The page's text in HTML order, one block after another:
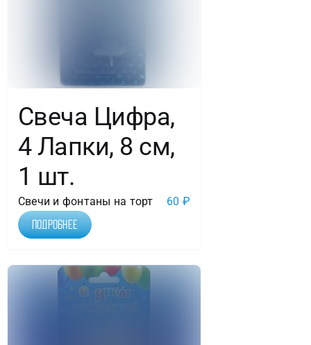
Свеча Цифра,
4 Лапки, 8 см,
1 шт.
Свечи и фонтаны на торт 60 ₽
Подробнее